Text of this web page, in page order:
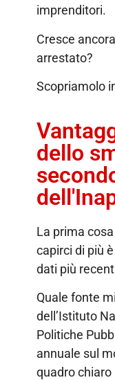
imprenditori.
Cresce
arrestato?
Scopriamolo
dello
La prima
capirci di più
dati più
Quale fonte
dell’Istituto
Politiche
annuale sul
quadro